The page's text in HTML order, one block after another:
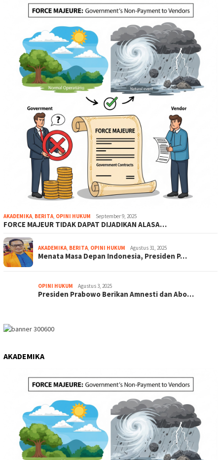
AKADEMIKA, BERITA, OPINI HUKUM September 9, 2025
FORCE MAJEUR TIDAK DAPAT DIJADIKAN ALASA…
AKADEMIKA, BERITA, OPINI HUKUM Agustus 31, 2025
Menata Masa Depan Indonesia, Presiden P…
OPINI HUKUM Agustus 3, 2025
Presiden Prabowo Berikan Amnesti dan Abo…
AKADEMIKA